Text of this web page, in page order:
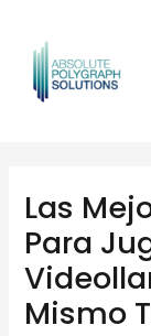
content
Las
Para
Mismo